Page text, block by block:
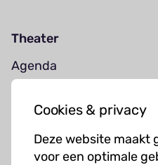
Cookies & privacy
Deze website maakt
voor een optimale
Theater
Agenda
Muziekcursussen